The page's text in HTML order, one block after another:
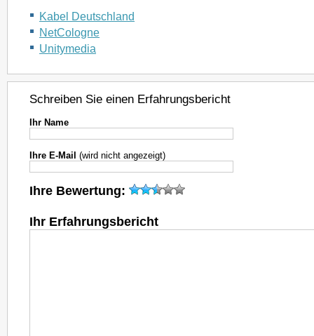
Kabel Deutschland
NetCologne
Unitymedia
Schreiben Sie einen Erfahrungsbericht
Ihr Name
Ihre E-Mail (wird nicht angezeigt)
Ihre Bewertung:
Ihr Erfahrungsbericht